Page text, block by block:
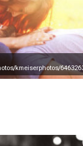
kmeiserphotos/